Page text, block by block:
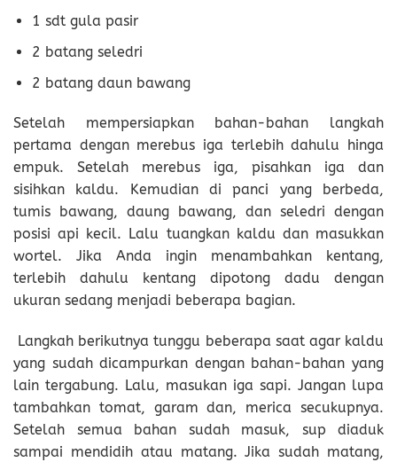
1 sdt gula pasir
2 batang seledri
2 batang daun bawang
Setelah mempersiapkan bahan-bahan langkah
pertama dengan merebus iga terlebih dahulu hinga
empuk. Setelah merebus iga, pisahkan iga dan
sisihkan kaldu. Kemudian di panci yang berbeda,
tumis bawang, daung bawang, dan seledri dengan
posisi api kecil. Lalu tuangkan kaldu dan masukkan
wortel. Jika Anda ingin menambahkan kentang,
terlebih dahulu kentang dipotong dadu dengan
ukuran sedang menjadi beberapa bagian.
Langkah berikutnya tunggu beberapa saat agar kaldu
yang sudah dicampurkan dengan bahan-bahan yang
lain tergabung. Lalu, masukan iga sapi. Jangan lupa
tambahkan tomat, garam dan, merica secukupnya.
Setelah semua bahan sudah masuk, sup diaduk
sampai mendidih atau matang. Jika sudah matang,